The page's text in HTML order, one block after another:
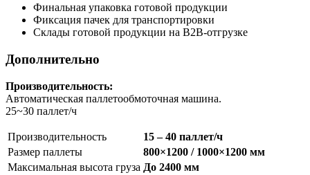
Финальная упаковка готовой продукции
Фиксация пачек для транспортировки
Склады готовой продукции на B2B-отгрузке
Дополнительно
Производительность:
Автоматическая паллетообмоточная машина.
25~30 паллет/ч
Производительность
15 – 40 паллет/ч
Размер паллеты
800×1200 / 1000×1200 мм
Максимальная высота груза До 2400 мм